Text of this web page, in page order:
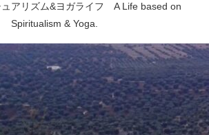
アリズム&ヨガライフ A Life based on
Spiritualism & Yoga.